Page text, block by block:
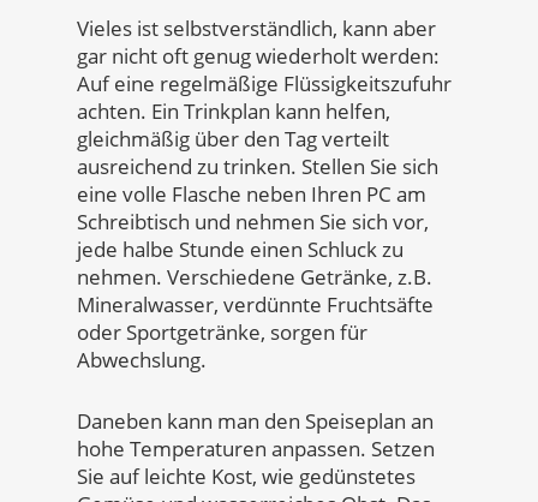
Vieles ist selbstverständlich, kann aber
gar nicht oft genug wiederholt werden:
Auf eine regelmäßige Flüssigkeitszufuhr
achten. Ein Trinkplan kann helfen,
gleichmäßig über den Tag verteilt
ausreichend zu trinken. Stellen Sie sich
eine volle Flasche neben Ihren PC am
Schreibtisch und nehmen Sie sich vor,
jede halbe Stunde einen Schluck zu
nehmen. Verschiedene Getränke, z.B.
Mineralwasser, verdünnte Fruchtsäfte
oder Sportgetränke, sorgen für
Abwechslung.
Daneben kann man den Speiseplan an
hohe Temperaturen anpassen. Setzen
Sie auf leichte Kost, wie gedünstetes